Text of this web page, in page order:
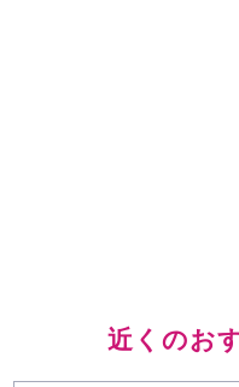
近くのお